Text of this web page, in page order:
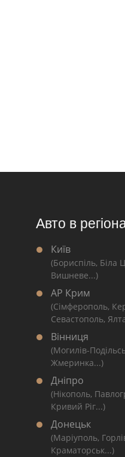
Авто в
Київ
(Бориспіль, Біла
Вишневе...)
АР Крим
(Сімферополь,
Севастополь,
Вінниця
(Могилів-
Жмеринка...)
Дніпро
(Нікополь,
Кривий Ріг...)
Донецьк
(Маріуполь,
Краматорськ...)